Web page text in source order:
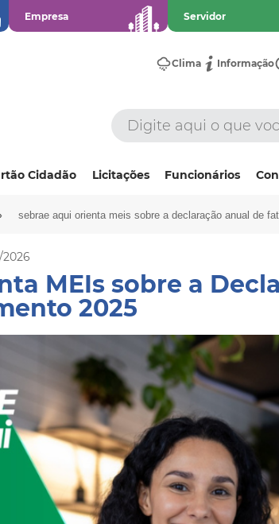
Empresa Servidor
Clima Informação
Cidadão Licitações Funcionários
sebrae aqui orienta meis sobre a declaração anual de
2026
MEIs sobre a
2025